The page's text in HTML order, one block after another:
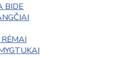
BIDE